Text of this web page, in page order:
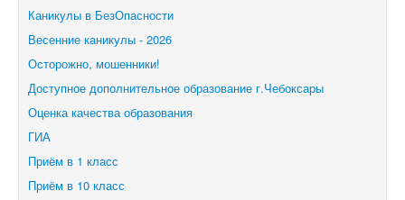
Каникулы в БезОпасности
Весенние каникулы - 2026
Осторожно, мошенники!
Доступное дополнительное образование г.Чебоксары
Оценка качества образования
ГИА
Приём в 1 класс
Приём в 10 класс